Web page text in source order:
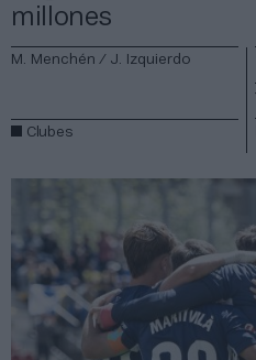
millones
M. Menchén / J. Izquierdo
Clubes